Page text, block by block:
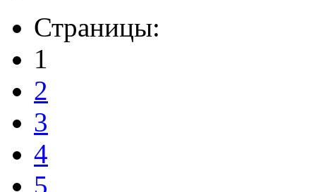
Страницы:
1
2
3
4
5